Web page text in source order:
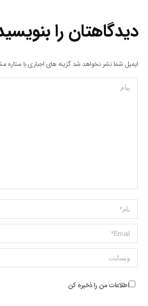
دیدگاهتان را
ایمیل شما نشر نخواهد شد گزینه های اجباری با
پیام
Name *
ایمیل *
وبسایت
اطلاعات من را ذخیره کن